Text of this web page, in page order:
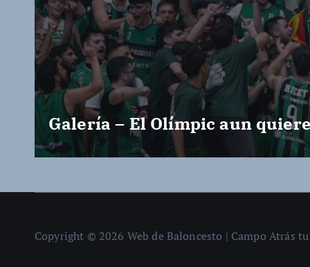
Galería – El Olímpic aun
Copyright © 2026 Web de Baloncesto | Campo Atrás